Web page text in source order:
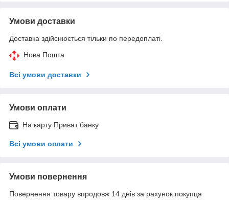
Умови доставки
Доставка здійснюється тільки по передоплаті.
Нова Пошта
Всі умови доставки
Умови оплати
На карту Приват банку
Всі умови оплати
Умови повернення
Повернення товару впродовж 14 днів за рахунок покупця